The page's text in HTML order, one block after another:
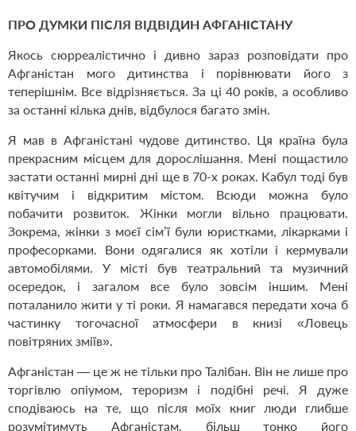
ПРО ДУМКИ ПІСЛЯ ВІДВІДИН АФГАНІСТАНУ
Якось сюрреалістично і дивно зараз розповідати про
Афганістан мого дитинства і порівнювати його з
теперішнім. Все відрізняється. За ці 40 років, а особливо
за останні кілька днів, відбулося багато змін.
Я мав в Афганістані чудове дитинство. Ця країна була
прекрасним місцем для дорослішання. Мені пощастило
застати останні мирні дні ще в 70-х роках. Кабул тоді був
квітучим і відкритим містом. Всюди можна було
побачити розвиток. Жінки могли вільно працювати.
Зокрема, жінки з моєї сім’ї були юристками, лікарками і
професорками. Вони одягалися як хотіли і кермували
автомобілями. У місті був театральний та музичний
осередок, і загалом все було зовсім іншим. Мені
поталанило жити у ті роки. Я намагався передати хоча б
частинку тогочасної атмосфери в книзі «Ловець
повітряних зміїв».
Афганістан — це ж не тільки про Талібан. Він не лише про
торгівлю опіумом, тероризм і подібні речі. Я дуже
сподіваюсь на те, що після моїх книг люди глибше
розумітимуть Афганістам, більш тонко його